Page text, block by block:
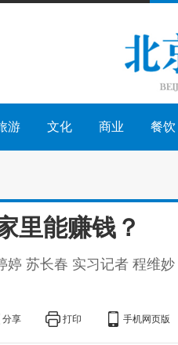
游 文化 商业 餐饮
里能赚钱？
婷 苏长春 实习记者 程维
分享 打印 手机网页版